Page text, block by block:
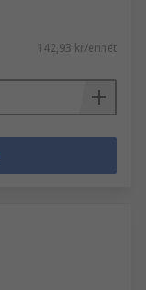
142,93 kr/enhet